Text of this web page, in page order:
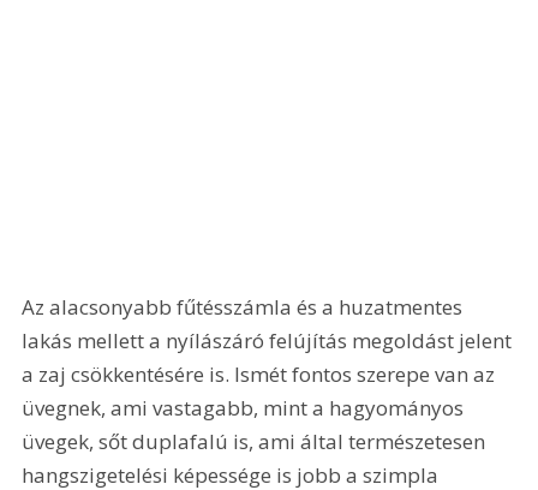
Az alacsonyabb fűtésszámla és a huzatmentes
lakás mellett a nyílászáró felújítás megoldást jelent
a zaj csökkentésére is. Ismét fontos szerepe van az
üvegnek, ami vastagabb, mint a hagyományos
üvegek, sőt duplafalú is, ami által természetesen
hangszigetelési képessége is jobb a szimpla